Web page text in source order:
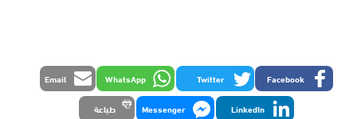
Facebook
Twitter
WhatsApp
Email
LinkedIn
Messenger طباعة